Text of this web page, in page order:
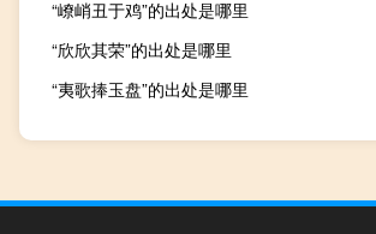
“嶛峭丑于鸡”的出处是哪里
“欣欣其荣”的出处是哪里
“夷歌捧玉盘”的出处是哪里